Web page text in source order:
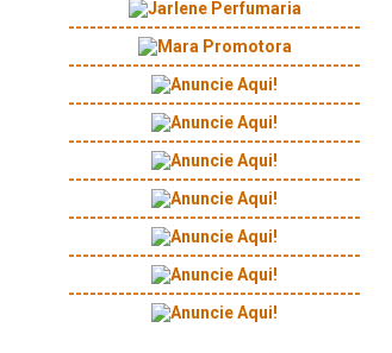
-----------------------------------------
-----------------------------------------
-----------------------------------------
-----------------------------------------
-----------------------------------------
-----------------------------------------
-----------------------------------------
-----------------------------------------